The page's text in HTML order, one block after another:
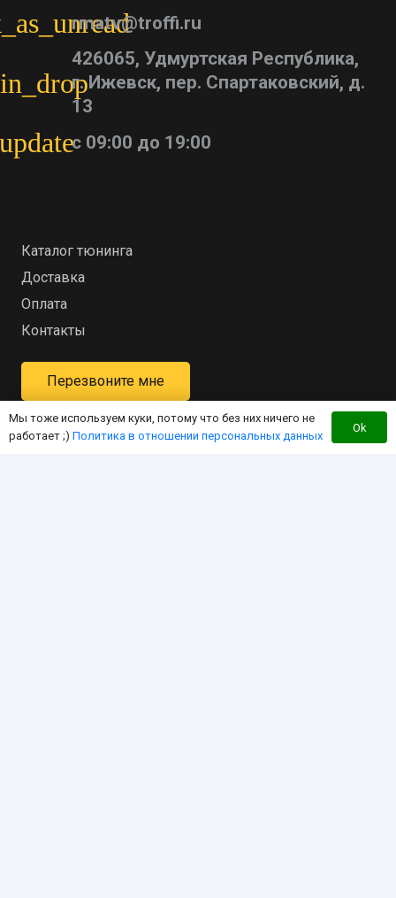
rmatv@troffi.ru
426065, Удмуртская Республика,
г. Ижевск, пер. Спартаковский, д.
13
updateс 09:00 до 19:00
Каталог тюнинга
Доставка
Оплата
Контакты
Перезвоните мне
Мы тоже используем куки, потому что без них ничего не
работает ;) Политика в отношении персональных данных
Ok